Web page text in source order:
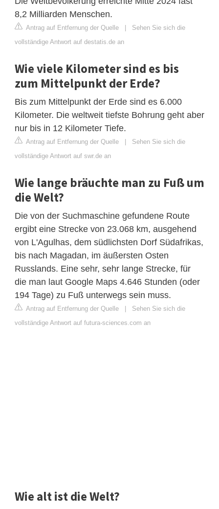
8,2 Milliarden Menschen.
Antrag auf Entfernung der Quelle | Sehen Sie sich die
vollständige Antwort auf destatis.de an
Wie viele Kilometer sind es bis
zum Mittelpunkt der Erde?
Bis zum Mittelpunkt der Erde sind es 6.000
Kilometer. Die weltweit tiefste Bohrung geht aber
nur bis in 12 Kilometer Tiefe.
Antrag auf Entfernung der Quelle | Sehen Sie sich die
vollständige Antwort auf swr.de an
Wie lange bräuchte man zu Fuß um
die Welt?
Die von der Suchmaschine gefundene Route
ergibt eine Strecke von 23.068 km, ausgehend
von L'Agulhas, dem südlichsten Dorf Südafrikas,
bis nach Magadan, im äußersten Osten
Russlands. Eine sehr, sehr lange Strecke, für
die man laut Google Maps 4.646 Stunden (oder
194 Tage) zu Fuß unterwegs sein muss.
Antrag auf Entfernung der Quelle | Sehen Sie sich die
vollständige Antwort auf futura-sciences.com an
Wie alt ist die Welt?